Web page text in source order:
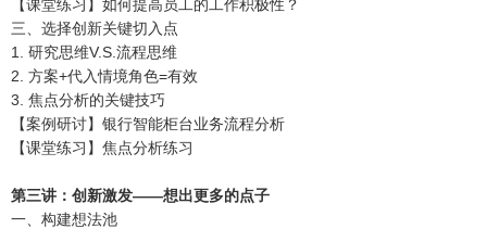
【课堂练习】如何提高员工的工作积极性？
三、选择创新关键切入点
1. 研究思维V.S.流程思维
2. 方案+代入情境角色=有效
3. 焦点分析的关键技巧
【案例研讨】银行智能柜台业务流程分析
【课堂练习】焦点分析练习
第三讲：创新激发——想出更多的点子
一、构建想法池